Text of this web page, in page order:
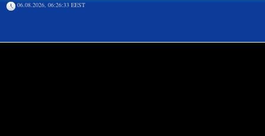
06.08.2026, 06:26:33 EEST